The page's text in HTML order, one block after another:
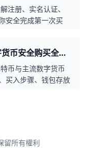
注册、实名认证、
安全完成第一次买
币安全购买全流
币与主流数字货币
买入步骤、钱包存放
留所有權利